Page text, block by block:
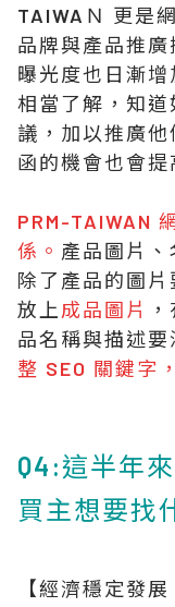
TAIWAＮ 更是
品牌與產品推
曝光度也日漸
相當了解，知
議，加以推廣
函的機會也會提
PRM-TAIWAN
係。 產品圖片、
除了產品的圖
放上 成品圖片
品名稱與描述
整 SEO 關鍵字
Q4:這半年
買主想要找
【經濟穩定發